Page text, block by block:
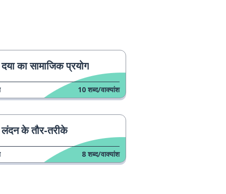
दया का सामाजिक प्रयोग
10 शब्द/वाक्यांश
लंदन के तौर-तरीके
8 शब्द/वाक्यांश